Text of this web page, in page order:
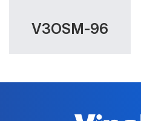
V3OSM-96